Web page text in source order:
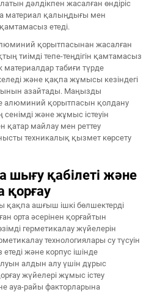
дәлдікпен жасалған өндіріс
материал қалыңдығы мен
қамтамасыз етеді.
қорытпасынан жасалған
тиімді тепе-теңдігін қамтамасыз
материалдар табиғи түрде
және қақпа жұмысы кезіндегі
азайтады. Маңызды
алюминий қорытпасын қолдану
және жұмыс істеуін
қатар майлау мен реттеу
техникалық қызмет көрсету
шығу қабілеті және
қорғау
қақпа ашғыш ішкі бөлшектерді
орта әсерінен қорғайтын
герметикалау жүйелерін
технологиялары су түсуін
және корпус ішінде
алдын алу үшін дұрыс
жүйелері жұмыс істеу
ауа-райы факторларына